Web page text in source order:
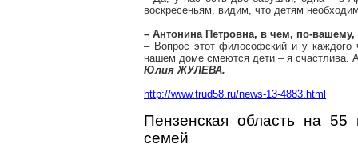
воскресеньям, видим, что детям
– Антонина Петровна, в чем, по-вашему,
– Вопрос этот философский и у
нашем доме смеются дети – я счастлива.
Юлия ЖУЛЕВА.
http://www.trud58.ru/news-13-4883.html
Пензенская область на 55
семей